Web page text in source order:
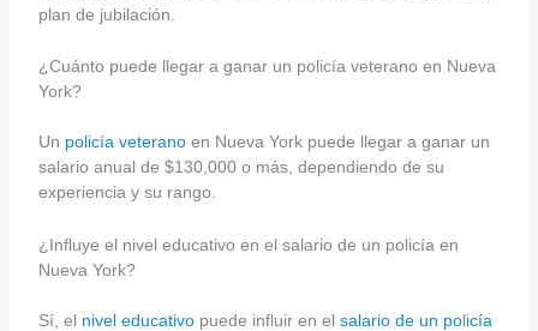
plan de jubilación.
¿Cuánto puede llegar a ganar un policía veterano en Nueva
York?
Un policía veteranoen Nueva York puede llegar a ganar un
salario anual de $130,000 o más, dependiendo de su
experiencia y su rango.
¿Influye el nivel educativo en el salario de un policía en
Nueva York?
Sí, el nivel educativopuede influir en el salario de un policía